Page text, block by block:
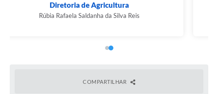
Diretoria de Administração
Bruna Cardozo Machado
COMPARTILHAR